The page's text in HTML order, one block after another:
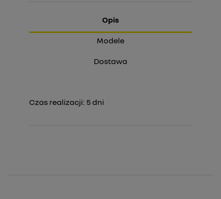
Opis
Modele
Dostawa
Czas realizacji: 5 dni